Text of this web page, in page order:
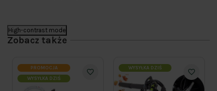
High-contrast mode
Zobacz także
PROMOCJA
WYSYŁKA DZIŚ
WYSYŁKA DZIŚ